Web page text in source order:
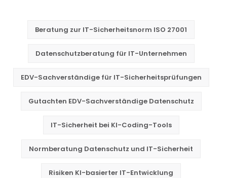
Beratung zur IT-Sicherheitsnorm ISO 27001
Datenschutzberatung für IT-Unternehmen
EDV-Sachverständige für IT-Sicherheitsprüfungen
Gutachten EDV-Sachverständige Datenschutz
IT-Sicherheit bei KI-Coding-Tools
Normberatung Datenschutz und IT-Sicherheit
Risiken KI-basierter IT-Entwicklung